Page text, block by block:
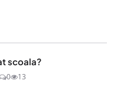
scoala?
0 13